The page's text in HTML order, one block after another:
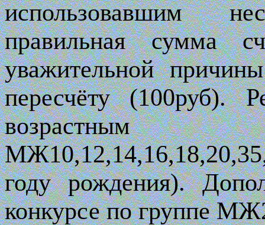
использовавшим
правильная сумма
уважительной
пересчёту (100руб).
году рождения).
конкурсе по группе